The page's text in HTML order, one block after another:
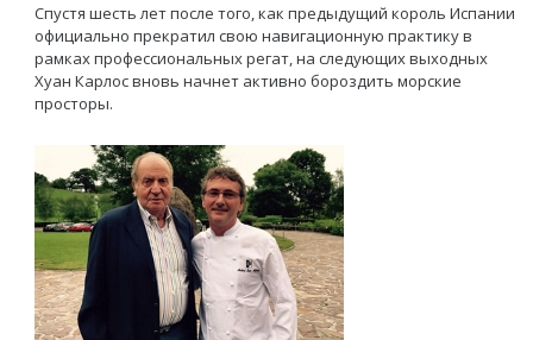
Спустя шесть лет после того, как предыдущий король Испании
официально прекратил свою навигационную практику в
рамках профессиональных регат, на следующих выходных
Хуан Карлос вновь начнет активно бороздить морские
просторы.